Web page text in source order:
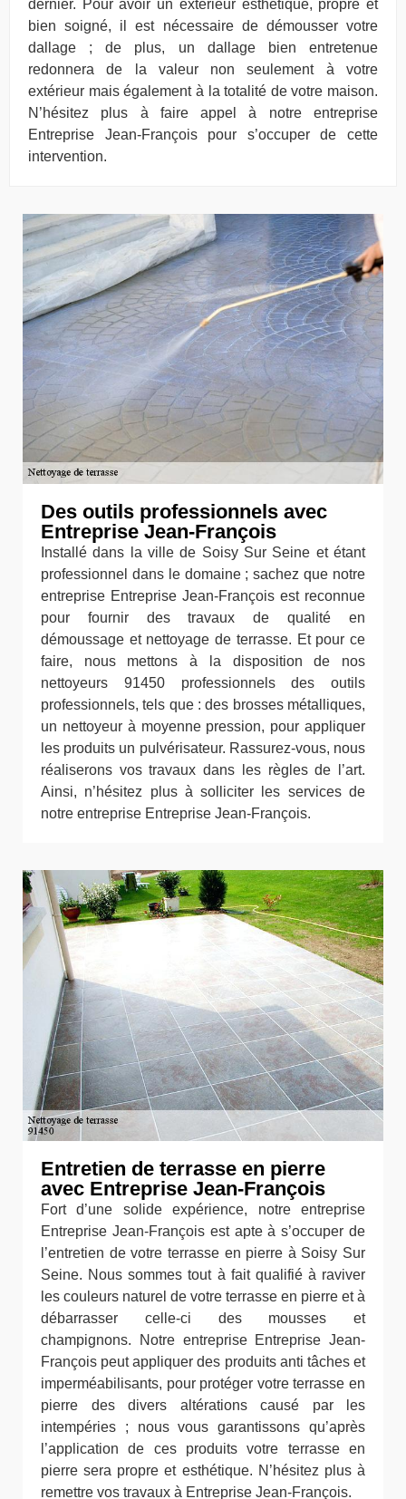
dernier. Pour avoir un extérieur esthétique, propre et
bien soigné, il est nécessaire de démousser votre
dallage ; de plus, un dallage bien entretenue
redonnera de la valeur non seulement à votre
extérieur mais également à la totalité de votre maison.
N’hésitez plus à faire appel à notre entreprise
Entreprise Jean-François pour s’occuper de cette
intervention.
Des outils professionnels avec
Entreprise Jean-François
Installé dans la ville de Soisy Sur Seine et étant
professionnel dans le domaine ; sachez que notre
entreprise Entreprise Jean-François est reconnue
pour fournir des travaux de qualité en
démoussage et nettoyage de terrasse. Et pour ce
faire, nous mettons à la disposition de nos
nettoyeurs 91450 professionnels des outils
professionnels, tels que : des brosses métalliques,
un nettoyeur à moyenne pression, pour appliquer
les produits un pulvérisateur. Rassurez-vous, nous
réaliserons vos travaux dans les règles de l’art.
Ainsi, n’hésitez plus à solliciter les services de
notre entreprise Entreprise Jean-François.
Entretien de terrasse en pierre
avec Entreprise Jean-François
Fort d’une solide expérience, notre entreprise
Entreprise Jean-François est apte à s’occuper de
l’entretien de votre terrasse en pierre à Soisy Sur
Seine. Nous sommes tout à fait qualifié à raviver
les couleurs naturel de votre terrasse en pierre et à
débarrasser celle-ci des mousses et
champignons. Notre entreprise Entreprise Jean-
François peut appliquer des produits anti tâches et
imperméabilisants, pour protéger votre terrasse en
pierre des divers altérations causé par les
intempéries ; nous vous garantissons qu’après
l’application de ces produits votre terrasse en
pierre sera propre et esthétique. N’hésitez plus à
remettre vos travaux à Entreprise Jean-François.